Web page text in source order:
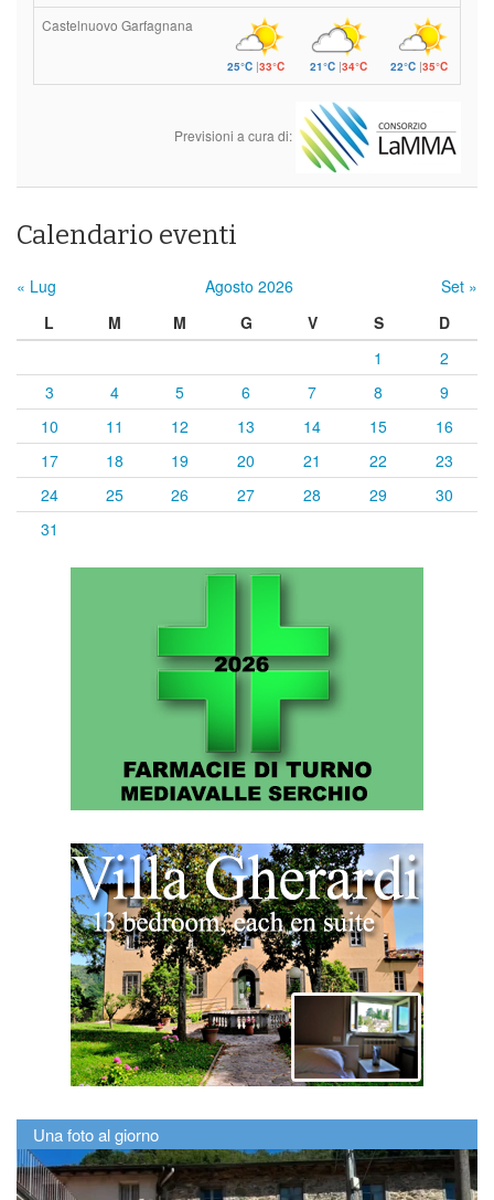
Castelnuovo Garfagnana
25°C|33°C 21°C|34°C 22°C |35°C
Previsioni a cura di:
Calendario eventi
« Lug Agosto 2026
Set »
L
M M G V S
D
1
2
3
4 5 6 7 8
9
10
11 12 13 14 15
16
17
18 19 20 21 22
23
24
25 26 27 28 29
30
31
Una foto al giorno